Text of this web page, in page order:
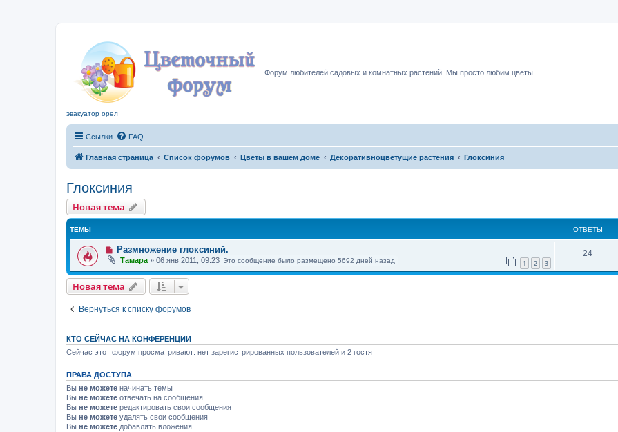
Форум любителей садовых и комнатных растений. Мы просто любим цветы.
эвакуатор орел
Ссылки FAQ
Главная страница Список форумов Цветы в вашем доме Декоративноцветущие растения Глоксиния
Глоксиния
Новая тема
ТЕМЫ ОТВЕТЫ
Размножение глоксиний.
Тамара » 06 янв 2011, 09:23 1 2 3
Это сообщение было размещено 5692 дней назад
24
Новая тема
Вернуться к списку форумов
КТО СЕЙЧАС НА КОНФЕРЕНЦИИ
Сейчас этот форум просматривают: нет зарегистрированных пользователей и 2 гостя
ПРАВА ДОСТУПА
Вы не можете начинать темы
Вы не можете отвечать на сообщения
Вы не можете редактировать свои сообщения
Вы не можете удалять свои сообщения
Вы не можете добавлять вложения